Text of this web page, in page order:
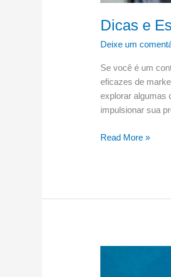
Dicas e
Deixe um
Se você é um
eficazes de
explorar algumas
impulsionar sua
Read More »